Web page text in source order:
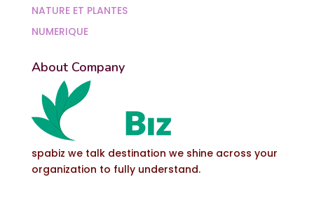
NATURE ET PLANTES
NUMERIQUE
About Company
spabiz we talk destination we shine across your
organization to fully understand.